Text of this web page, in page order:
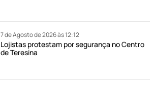
7 de Agosto de 2026 às 12:12
Lojistas protestam por segurança no Centro
de Teresina